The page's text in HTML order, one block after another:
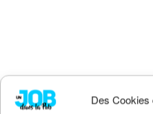
Des Cookies